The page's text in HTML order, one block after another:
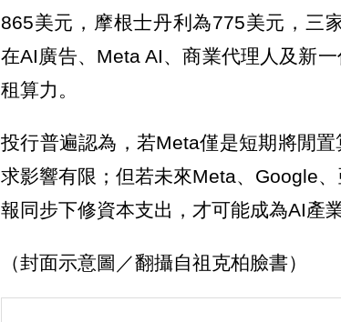
865美元，摩根士丹利為775美元，三
在AI廣告、Meta AI、商業代理人及新
租算力。
投行普遍認為，若Meta僅是短期將閒
求影響有限；但若未來Meta、Google
報同步下修資本支出，才可能成為AI產
（封面示意圖／翻攝自祖克柏臉書）